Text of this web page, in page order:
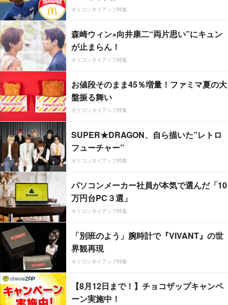
オリコンタイアップ特集
森崎ウィン×向井康二“両片思い”にキュン
が止まらん！
オリコンタイアップ特集
お値段そのまま45％増量！ファミマ夏の大
盤振る舞い
オリコンタイアップ特集
SUPER★DRAGON、自ら描いた”レトロ
フューチャー”
オリコンタイアップ特集
パソコンメーカー社員が本気で選んだ「10
万円台PC３選」
オリコンタイアップ特集
「別班のよう」腕時計で『VIVANT』の世
界観再現
オリコンタイアップ特集
【8月12日まで！】チョコザップキャンペ
ーン実施中！